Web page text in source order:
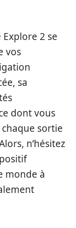
2 se
vos
sa
dont vous
sortie
n’hésitez
monde à